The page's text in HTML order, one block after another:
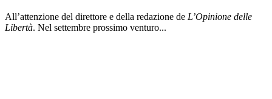
All’attenzione del direttore e della redazione de L’Opinione delle
Libertà. Nel settembre prossimo venturo...